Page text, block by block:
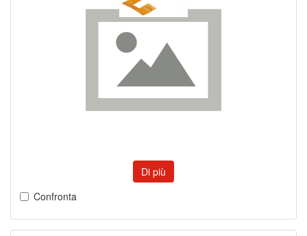
Di più
Confronta